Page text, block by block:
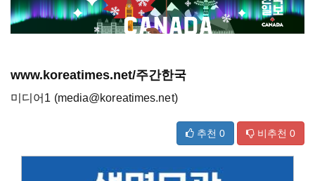
www.koreatimes.net/주간한국
미디어1 (media@koreatimes.net)
추천 0 비추천 0